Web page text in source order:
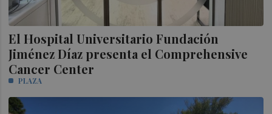
El Hospital Universitario Fundación
Jiménez Díaz presenta el Comprehensive
Cancer Center
PLAZA